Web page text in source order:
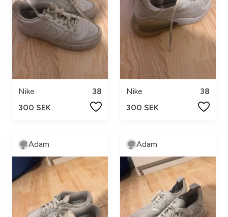
Nike
38
300 SEK
Nike
38
300 SEK
Adam Adam